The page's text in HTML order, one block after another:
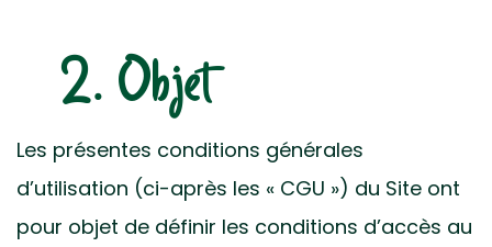
2. Objet
Les présentes conditions générales
d’utilisation (ci-après les « CGU ») du Site ont
pour objet de définir les conditions d’accès au